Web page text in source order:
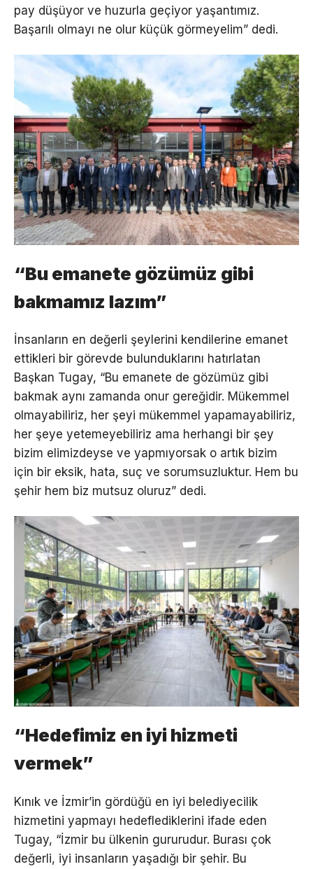
pay düşüyor ve huzurla geçiyor yaşantımız.
Başarılı olmayı ne olur küçük görmeyelim” dedi.
“Bu emanete gözümüz gibi
bakmamız lazım”
İnsanların en değerli şeylerini kendilerine emanet
ettikleri bir görevde bulunduklarını hatırlatan
Başkan Tugay, “Bu emanete de gözümüz gibi
bakmak aynı zamanda onur gereğidir. Mükemmel
olmayabiliriz, her şeyi mükemmel yapamayabiliriz,
her şeye yetemeyebiliriz ama herhangi bir şey
bizim elimizdeyse ve yapmıyorsak o artık bizim
için bir eksik, hata, suç ve sorumsuzluktur. Hem bu
şehir hem biz mutsuz oluruz” dedi.
“Hedefimiz en iyi hizmeti
vermek”
Kınık ve İzmir’in gördüğü en iyi belediyecilik
hizmetini yapmayı hedeflediklerini ifade eden
Tugay, “İzmir bu ülkenin gururudur. Burası çok
değerli, iyi insanların yaşadığı bir şehir. Bu